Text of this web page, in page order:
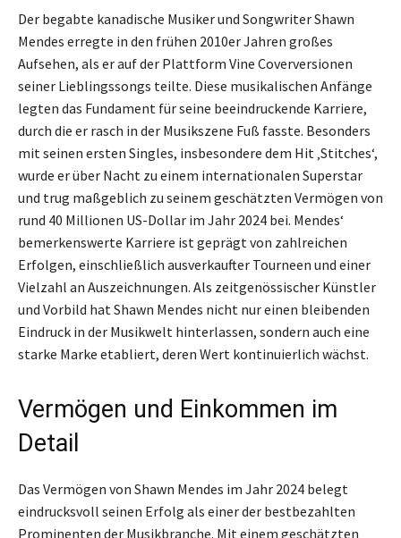
Der begabte kanadische Musiker und Songwriter Shawn
Mendes erregte in den frühen 2010er Jahren großes
Aufsehen, als er auf der Plattform Vine Coverversionen
seiner Lieblingssongs teilte. Diese musikalischen Anfänge
legten das Fundament für seine beeindruckende Karriere,
durch die er rasch in der Musikszene Fuß fasste. Besonders
mit seinen ersten Singles, insbesondere dem Hit ‚Stitches‘,
wurde er über Nacht zu einem internationalen Superstar
und trug maßgeblich zu seinem geschätzten Vermögen von
rund 40 Millionen US-Dollar im Jahr 2024 bei. Mendes‘
bemerkenswerte Karriere ist geprägt von zahlreichen
Erfolgen, einschließlich ausverkaufter Tourneen und einer
Vielzahl an Auszeichnungen. Als zeitgenössischer Künstler
und Vorbild hat Shawn Mendes nicht nur einen bleibenden
Eindruck in der Musikwelt hinterlassen, sondern auch eine
starke Marke etabliert, deren Wert kontinuierlich wächst.
Vermögen und Einkommen im
Detail
Das Vermögen von Shawn Mendes im Jahr 2024 belegt
eindrucksvoll seinen Erfolg als einer der bestbezahlten
Prominenten der Musikbranche. Mit einem geschätzten